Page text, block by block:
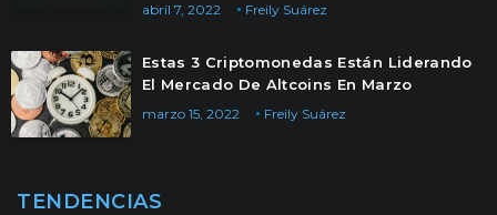
Freily Suárez
abril 7, 2022
Estas 3 Criptomonedas Están Liderando
El Mercado De Altcoins En Marzo
Freily Suárez
marzo 15, 2022
TENDENCIAS